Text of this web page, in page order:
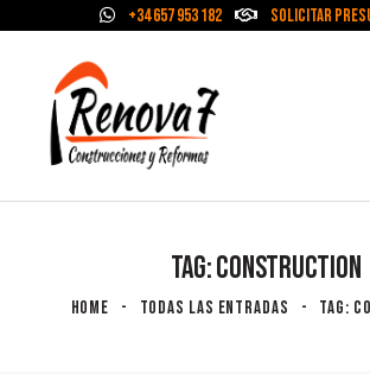
+34 657 953 182 Solicitar
TAG: CONSTRUCTION
HOME TODAS LAS ENTRADAS TAG: